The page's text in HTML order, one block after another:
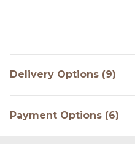
Delivery Options (9)
Payment Options (6)